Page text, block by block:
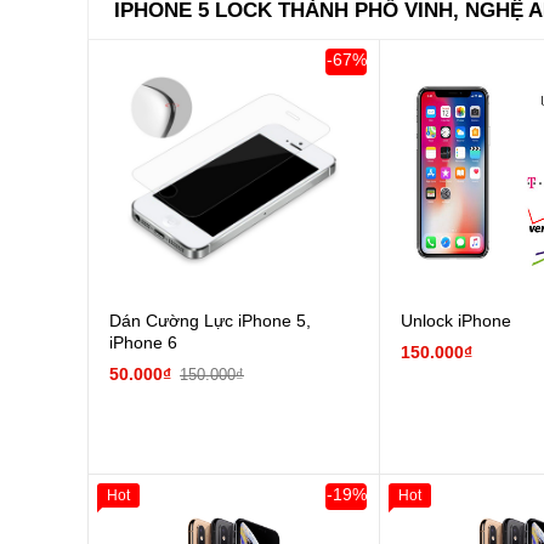
IPHONE 5 LOCK THÀNH PHỐ VINH, NGHỆ
Dán Cường Lực iPhone 5,
iPhone 6
50.000₫ 150.000₫
-67%
Unlock iPhone
150.000₫
Giảm 100.000đ
Khách Hàng
-19%
Hot
Giảm 100.000đ
Hot